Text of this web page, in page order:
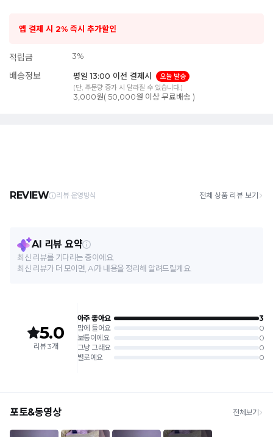
앱 결제 시 2% 즉시 추가할인
적립금 3%
배송정보 평일 13:00 이전 결제시
오늘 발송
(단, 주문량 증가 시 달라질 수 있습니다.)
3,000원( 50,000원 이상 무료배송 )